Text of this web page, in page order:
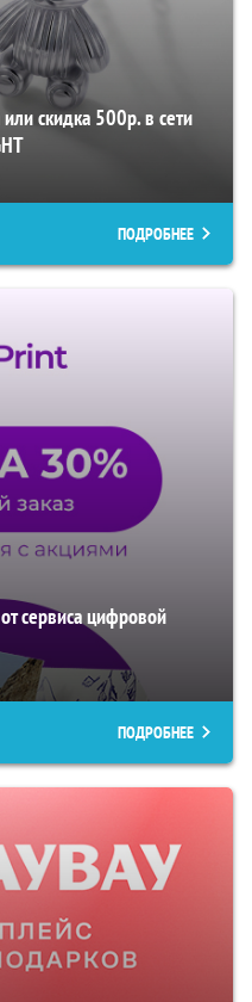
скидка 500р. в сети
ПОДРОБНЕЕ
сервиса цифровой
ПОДРОБНЕЕ